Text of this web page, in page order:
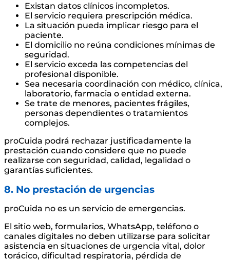
Existan datos clínicos incompletos.
El servicio requiera prescripción médica.
La situación pueda implicar riesgo para el
paciente.
El domicilio no reúna condiciones mínimas de
seguridad.
El servicio exceda las competencias del
profesional disponible.
Sea necesaria coordinación con médico, clínica,
laboratorio, farmacia o entidad externa.
Se trate de menores, pacientes frágiles,
personas dependientes o tratamientos
complejos.
proCuida podrá rechazar justificadamente la
prestación cuando considere que no puede
realizarse con seguridad, calidad, legalidad o
garantías suficientes.
8. No prestación de urgencias
proCuida no es un servicio de emergencias.
El sitio web, formularios, WhatsApp, teléfono o
canales digitales no deben utilizarse para solicitar
asistencia en situaciones de urgencia vital, dolor
torácico, dificultad respiratoria, pérdida de